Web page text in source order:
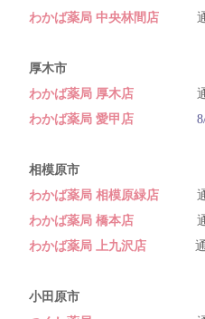
わかば薬局 中央林間店 通常
厚木市
わかば薬局 厚木店 通常
わかば薬局 愛甲店
相模原市
わかば薬局 相模原緑店 通常
わかば薬局 橋本店 通常
わかば薬局 上九沢店
通常
小田原市